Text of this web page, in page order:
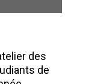
des
de